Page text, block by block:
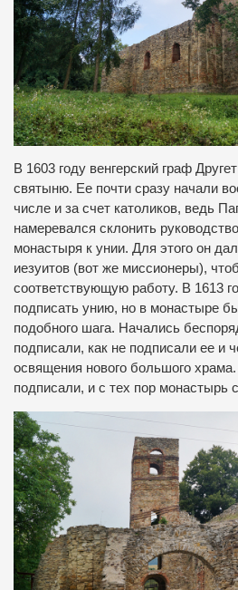
В 1603 году венгерский граф
святыню. Ее почти сразу начали
числе и за счет католиков, ведь
намеревался склонить
монастыря к унии. Для этого он
иезуитов (вот же миссионеры),
соответствующую работу. В 1613
подписать унию, но в монастыре
подобного шага. Начались
подписали, как не подписали ее и
освящения нового большого
подписали, и с тех пор монастырь